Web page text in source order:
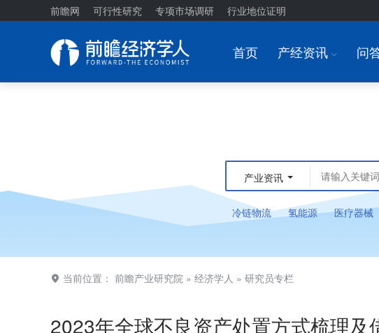
前瞻网 可行性研究 专项市场调研 行业地位证明
首页 产经资讯 I 问
产业资讯
冷链物流 氢能源 医疗器械
当前位置： 前瞻产业研究院 » 经济学人 » 研究员专栏
2023年全球不良资产处置方式梳理及